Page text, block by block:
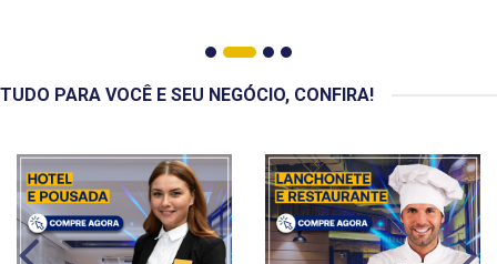
TUDO PARA VOCÊ E SEU NEGÓCIO, CONFIRA!